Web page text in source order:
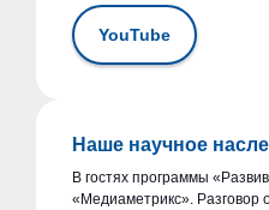
YouTube
Наше научное
В гостях программы
«Медиаметрикс». Разговор